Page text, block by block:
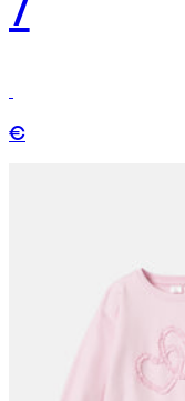
€